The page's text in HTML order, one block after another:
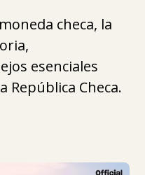
checa, la
esenciales
República Checa.